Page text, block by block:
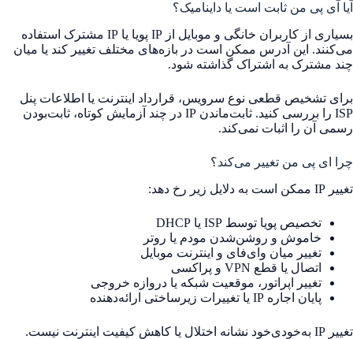
آیا آی پی من ثابت است یا داینامیک؟
بسیاری از کاربران خانگی و موبایل از IP پویا یا IP مشترک استفاده
می‌کنند. این آدرس ممکن است در بازه‌های مختلف تغییر کند یا میان
چند مشترک به اشتراک گذاشته شود.
برای تشخیص قطعی نوع سرویس، قرارداد اینترنت یا اطلاعات پنل
ISP را بررسی کنید. ثابت‌ماندن IP در چند آزمایش کوتاه، ثابت‌بودن
رسمی آن را اثبات نمی‌کند.
چرا ای پی من تغییر می‌کند؟
تغییر IP ممکن است به دلایل زیر رخ دهد:
تخصیص پویا توسط ISP یا DHCP
خاموش و روشن‌شدن مودم یا روتر
تغییر میان وای‌فای و اینترنت موبایل
اتصال یا قطع VPN و پراکسی
تغییر اپراتور، موقعیت شبکه یا دروازه خروجی
پایان اجاره IP یا تغییرات زیرساختی ارائه‌دهنده
تغییر IP به‌خودی‌خود نشانه اختلال یا کاهش کیفیت اینترنت نیست.